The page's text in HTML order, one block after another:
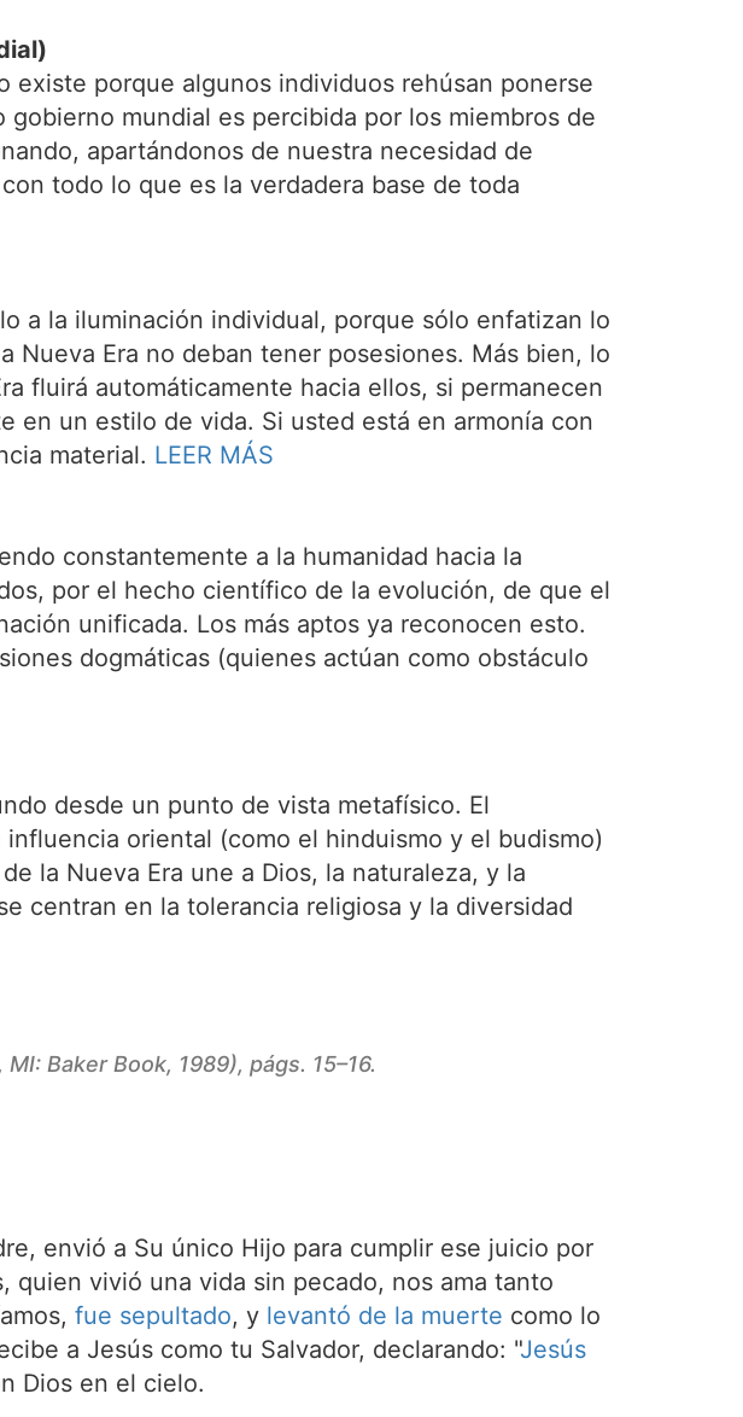
porque algunos individuos rehúsan ponerse
mundial es percibida por los miembros de
apartándonos de nuestra necesidad de
todo lo que es la verdadera base de toda
a la iluminación individual, porque sólo enfatizan lo
Nueva Era no deban tener posesiones. Más bien, lo
fluirá automáticamente hacia ellos, si permanecen
en un estilo de vida. Si usted está en armonía con
material. LEER MÁS
constantemente a la humanidad hacia la
por el hecho científico de la evolución, de que el
unificada. Los más aptos ya reconocen esto.
dogmáticas (quienes actúan como obstáculo
desde un punto de vista metafísico. El
oriental (como el hinduismo y el budismo)
la Nueva Era une a Dios, la naturaleza, y la
centran en la tolerancia religiosa y la diversidad
MI: Baker Book, 1989), págs. 15–16.
envió a Su único Hijo para cumplir ese juicio por
quien vivió una vida sin pecado, nos ama tanto
fue sepultado, y levantó de la muerte como lo
a Jesús como tu Salvador, declarando: "Jesús
Dios en el cielo.